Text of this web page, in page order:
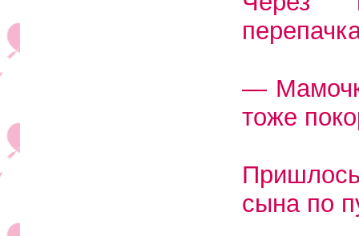
—
тоже
сына по